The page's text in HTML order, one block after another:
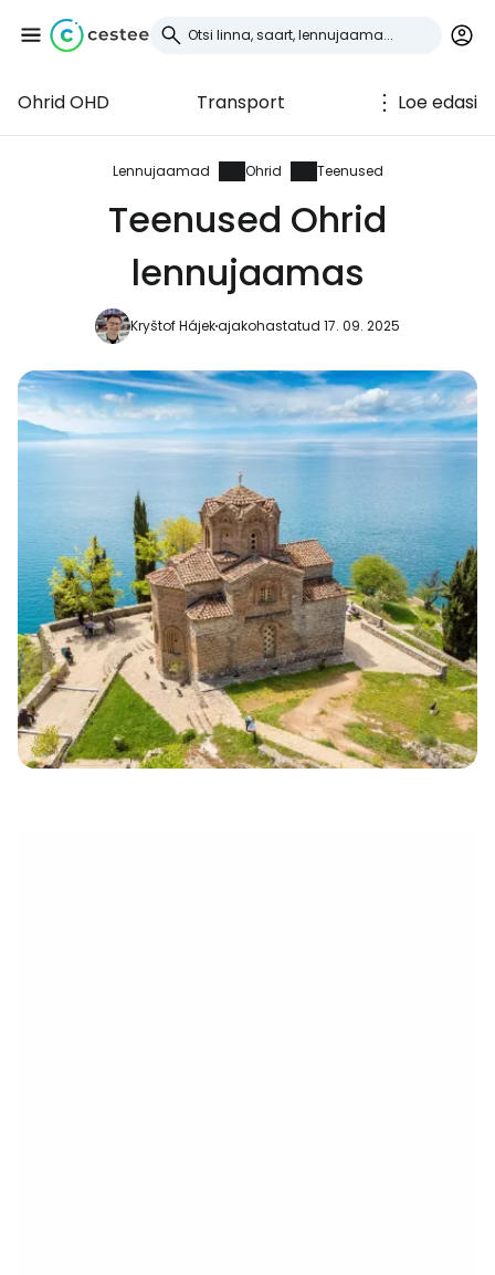
Ohrid OHD Transport Loe edasi
Lennujaamad Ohrid Teenused
Teenused Ohrid
lennujaamas
Kryštof Hájekajakohastatud 17. 09. 2025
Logi sisse
Cestee'sse
... ülemaailmne reisikogukond
Jätka Google'iga
Jätka Facebookiga
Jätkake e-kirjaga